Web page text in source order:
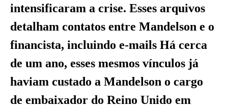
intensificaram a crise. Esses arquivos
detalham contatos entre Mandelson e o
financista, incluindo e-mails Há cerca
de um ano, esses mesmos vínculos já
haviam custado a Mandelson o cargo
de embaixador do Reino Unido em